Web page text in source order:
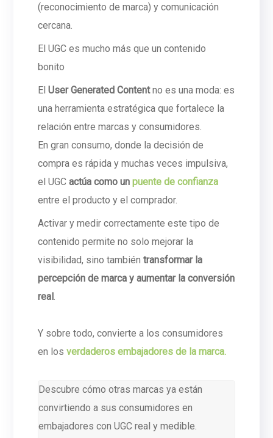
(reconocimiento de marca) y comunicación
cercana.
El UGC es mucho más que un contenido
bonito
ElUser Generated Contentno es una moda: es
una herramienta estratégica que fortalece la
relación entre marcas y consumidores.
En gran consumo, donde la decisión de
compra es rápida y muchas veces impulsiva,
el UGCactúa como unpuente de confianza
entre el producto y el comprador.
Activar y medir correctamente este tipo de
contenido permite no solo mejorar la
visibilidad, sino tambiéntransformar la
percepción de marca y aumentar la conversión
real.
Y sobre todo, convierte a los consumidores
en los verdaderos embajadores de la marca.
Descubre cómo otras marcas ya están
convirtiendo a sus consumidores en
embajadores con UGC real y medible.